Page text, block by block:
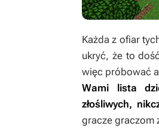
Każda z ofiar
ukryć, że to
więc próbować
Wami lista
złośliwych,
gracze graczom